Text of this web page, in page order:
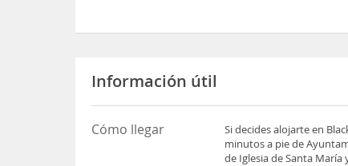
Información útil
Cómo llegar
Si decides alojarte en
minutos a pie de
de Iglesia de Santa